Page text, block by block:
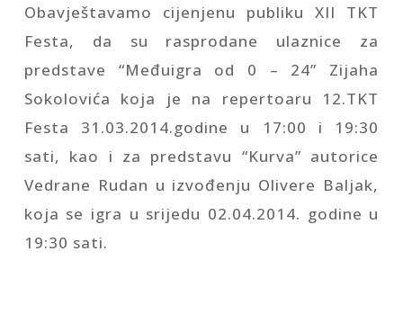
Obavještavamo cijenjenu publiku XII TKT
Festa, da su rasprodane ulaznice za
predstave “Međuigra od 0 – 24” Zijaha
Sokolovića koja je na repertoaru 12.TKT
Festa 31.03.2014.godine u 17:00 i 19:30
sati, kao i za predstavu “Kurva” autorice
Vedrane Rudan u izvođenju Olivere Baljak,
koja se igra u srijedu 02.04.2014. godine u
19:30 sati.